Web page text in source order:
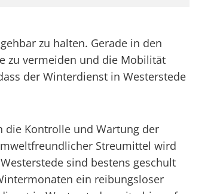
zu halten. Gerade in den
zu vermeiden und die Mobilität
der Winterdienst in Westerstede
die Kontrolle und Wartung der
Streumittel wird
sind bestens geschult
ein reibungsloser